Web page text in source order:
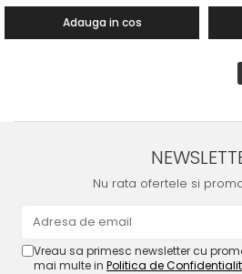
Adauga in cos
Nu rata ofertele si
Vreau sa primesc newsletter cu
mai multe in Politica de